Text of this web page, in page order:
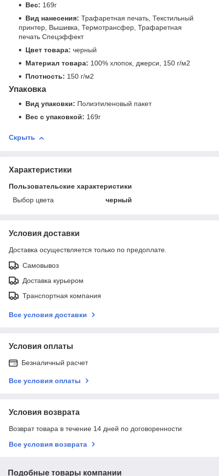
Вес: 169г
Вид нанесения: Трафаретная печать, Текстильный
принтер, Вышивка, Термотрансфер, Трафаретная
печать Спецэффект
Цвет товара: черный
Материал товара: 100% хлопок, джерси, 150 г/м2
Плотность: 150 г/м2
Упаковка
Вид упаковки: Полиэтиленовый пакет
Вес с упаковкой: 169г
Скрыть
Характеристики
Пользовательские характеристики
Выбор цвета
черный
Условия доставки
Доставка осуществляется только по предоплате.
Самовывоз
Доставка курьером
Транспортная компания
Все условия доставки
Условия оплаты
Безналичный расчет
Все условия оплаты
Условия возврата
Возврат товара в течение 14 дней по договоренности
Все условия возврата
Подобные товары компании